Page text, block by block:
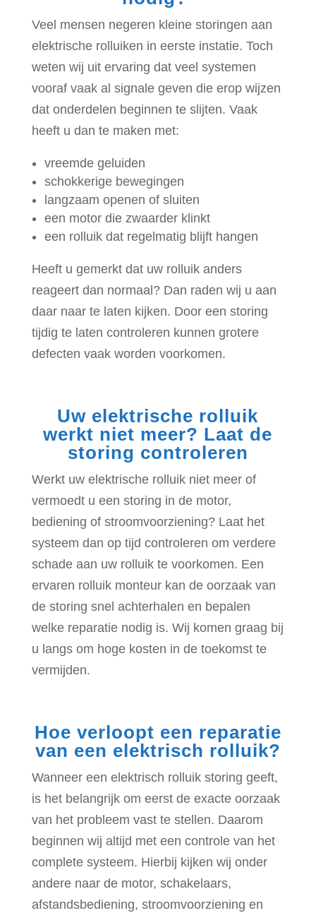
Veel mensen negeren kleine storingen aan
elektrische rolluiken in eerste instatie. Toch
weten wij uit ervaring dat veel systemen
vooraf vaak al signale geven die erop wijzen
dat onderdelen beginnen te slijten. Vaak
heeft u dan te maken met:
vreemde geluiden
schokkerige bewegingen
langzaam openen of sluiten
een motor die zwaarder klinkt
een rolluik dat regelmatig blijft hangen
Heeft u gemerkt dat uw rolluik anders
reageert dan normaal? Dan raden wij u aan
daar naar te laten kijken. Door een storing
tijdig te laten controleren kunnen grotere
defecten vaak worden voorkomen.
Uw elektrische rolluik
werkt niet meer? Laat de
storing controleren
Werkt uw elektrische rolluik niet meer of
vermoedt u een storing in de motor,
bediening of stroomvoorziening? Laat het
systeem dan op tijd controleren om verdere
schade aan uw rolluik te voorkomen. Een
ervaren rolluik monteur kan de oorzaak van
de storing snel achterhalen en bepalen
welke reparatie nodig is. Wij komen graag bij
u langs om hoge kosten in de toekomst te
vermijden.
Hoe verloopt een reparatie
van een elektrisch rolluik?
Wanneer een elektrisch rolluik storing geeft,
is het belangrijk om eerst de exacte oorzaak
van het probleem vast te stellen. Daarom
beginnen wij altijd met een controle van het
complete systeem. Hierbij kijken wij onder
andere naar de motor, schakelaars,
afstandsbediening, stroomvoorziening en